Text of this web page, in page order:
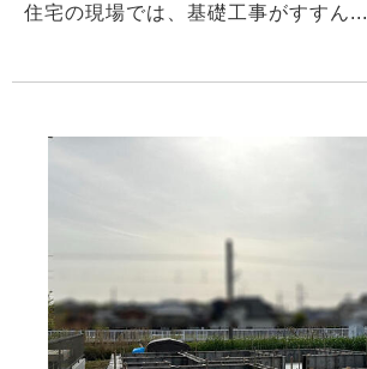
住宅の現場では、基礎工事がすすん...